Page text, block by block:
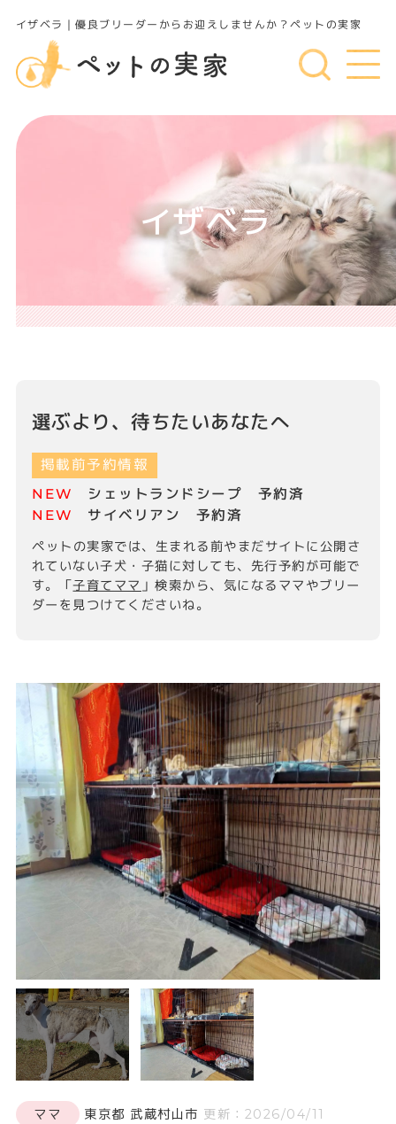
イザベラ｜優良ブリーダーからお迎えしませんか？ペットの実家
イザベラ
選ぶより、待ちたいあなたへ
掲載前予約情報
NEW シェットランドシープ 予約済
NEW サイベリアン 予約済
ペットの実家では、生まれる前やまだサイトに公開さ
れていない子犬・子猫に対しても、先行予約が可能で
す。 「子育てママ 」検索から、気になるママやブリー
ダーを見つけてくださいね。
ママ 東京都 武蔵村山市 更新：2026/04/11